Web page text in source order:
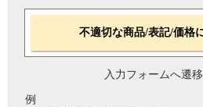
不適切な商品/表記/価格
入力フォームへ遷移
例